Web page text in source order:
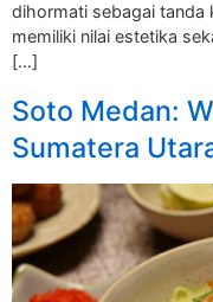
dihormati sebagai tanda
memiliki nilai estetika
[…]
Soto Medan:
Sumatera